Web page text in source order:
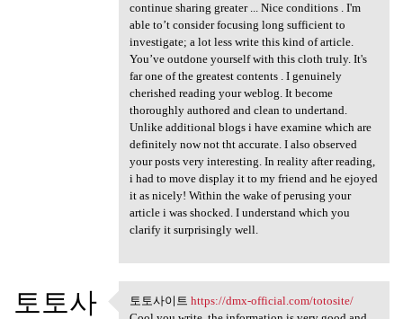
continue sharing greater ... Nice conditions . I'm
able to’t consider focusing long sufficient to
investigate; a lot less write this kind of article.
You’ve outdone yourself with this cloth truly. It's
far one of the greatest contents . I genuinely
cherished reading your weblog. It become
thoroughly authored and clean to undertand.
Unlike additional blogs i have examine which are
definitely now not tht accurate. I also observed
your posts very interesting. In reality after reading,
i had to move display it to my friend and he ejoyed
it as nicely! Within the wake of perusing your
article i was shocked. I understand which you
clarify it surprisingly well.
토토사
토토사이트 https://dmx-official
토토사이트 https://dmx-official.com/totosite/